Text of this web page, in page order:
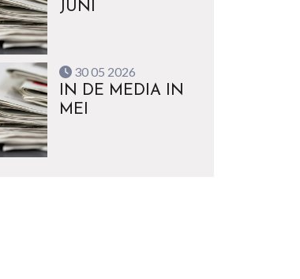
JUNI
30 05 2026
IN DE MEDIA IN
MEI